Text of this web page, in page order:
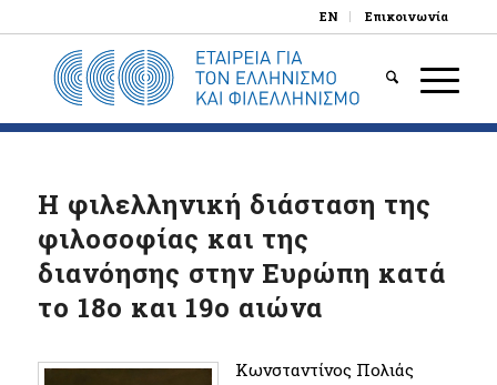
EN Επικοινωνία
Η φιλελληνική διάσταση της
φιλοσοφίας και της
διανόησης στην Ευρώπη κατά
το 18ο και 19ο αιώνα
Κωνσταντίνος Πολιάς